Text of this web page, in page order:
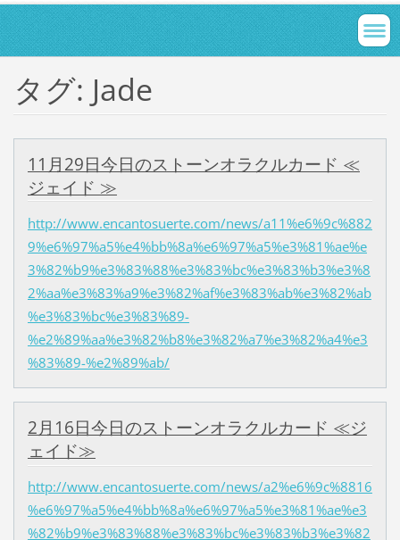
タグ: Jade
11月29日今日のストーンオラクルカード ≪
ジェイド ≫
http://www.encantosuerte.com/news/a11%e6%9c%882
9%e6%97%a5%e4%bb%8a%e6%97%a5%e3%81%ae%e
3%82%b9%e3%83%88%e3%83%bc%e3%83%b3%e3%8
2%aa%e3%83%a9%e3%82%af%e3%83%ab%e3%82%ab
%e3%83%bc%e3%83%89-
%e2%89%aa%e3%82%b8%e3%82%a7%e3%82%a4%e3
%83%89-%e2%89%ab/
2月16日今日のストーンオラクルカード ≪ジ
ェイド≫
http://www.encantosuerte.com/news/a2%e6%9c%8816
%e6%97%a5%e4%bb%8a%e6%97%a5%e3%81%ae%e3
%82%b9%e3%83%88%e3%83%bc%e3%83%b3%e3%82